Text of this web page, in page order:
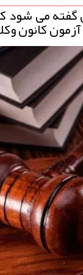
می شود
كانون